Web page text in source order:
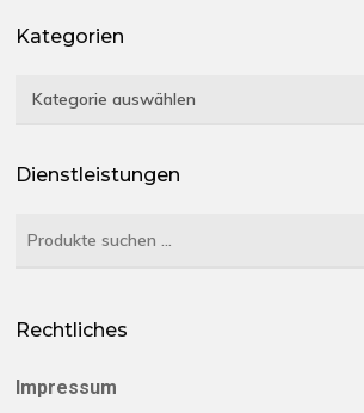
Kategorien
Kategorien
Dienstleistungen
Suchen
Rechtliches
Impressum